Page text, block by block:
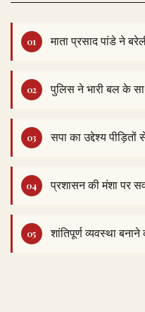
माता प्रसाद पांडे ने
पुलिस ने भारी बल के
सपा का उद्देश्य
प्रशासन की मंशा पर
शांतिपूर्ण व्यवस्था